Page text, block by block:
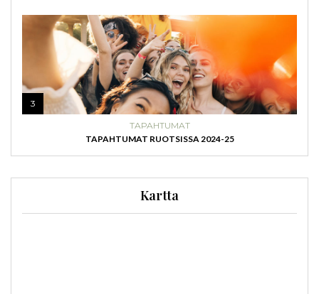
3
TAPAHTUMAT
TAPAHTUMAT RUOTSISSA 2024-25
Kartta